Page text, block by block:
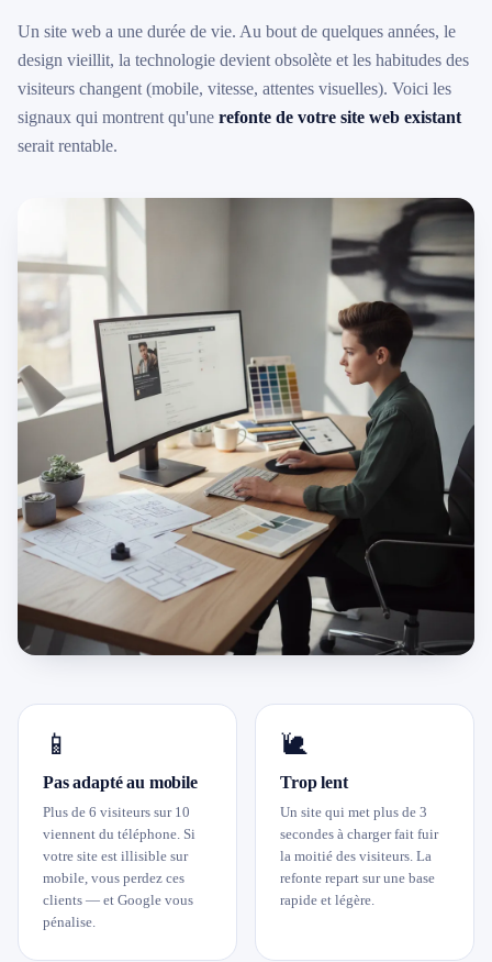
Un site web a une durée de vie. Au bout de quelques années, le
design vieillit, la technologie devient obsolète et les habitudes des
visiteurs changent (mobile, vitesse, attentes visuelles). Voici les
signaux qui montrent qu'une refonte de votre site web existant
serait rentable.
📱
Pas adapté au mobile
Plus de 6 visiteurs sur 10
viennent du téléphone. Si
votre site est illisible sur
mobile, vous perdez ces
clients — et Google vous
pénalise.
🐌
Trop lent
Un site qui met plus de 3
secondes à charger fait fuir
la moitié des visiteurs. La
refonte repart sur une base
rapide et légère.